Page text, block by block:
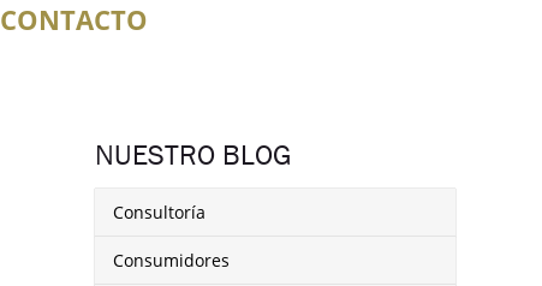
CONTACTO
NUESTRO BLOG
Consultoría
Consumidores